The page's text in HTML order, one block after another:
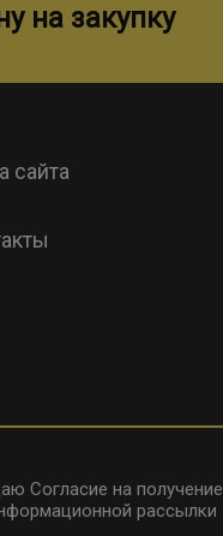
на закупку
сайта
Согласие на получение
рассылки